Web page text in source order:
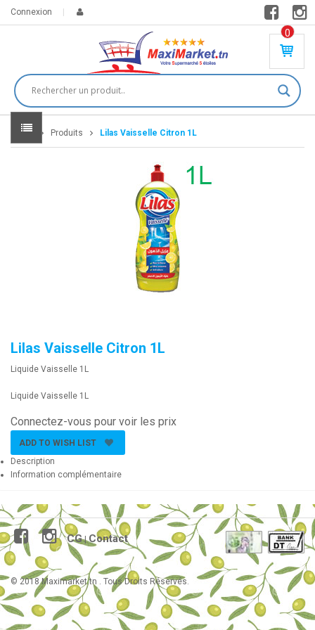
Connexion
0
PR
DU
IT(
S)
Home Produits Lilas Vaisselle Citron 1L
Lilas Vaisselle Citron 1L
Liquide Vaisselle 1L
Liquide Vaisselle 1L
Connectez-vous pour voir les prix
ADD TO WISH LIST
Description
Information complémentaire
CG|Contact
© 2018 Maximarket.tn . Tous Droits Réservés.